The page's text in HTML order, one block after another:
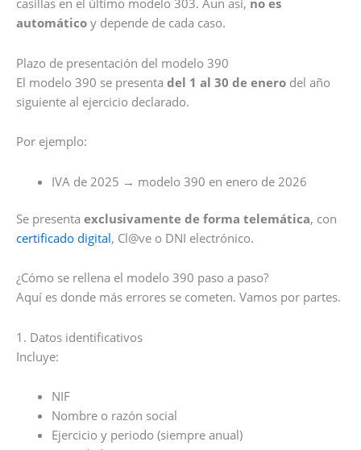
casillas en el último modelo 303. Aun así, no es
automático y depende de cada caso.
Plazo de presentación del modelo 390
El modelo 390 se presenta del 1 al 30 de enero del año
siguiente al ejercicio declarado.
Por ejemplo:
IVA de 2025 → modelo 390 en enero de 2026
Se presenta exclusivamente de forma telemática, con
certificado digital, Cl@ve o DNI electrónico.
¿Cómo se rellena el modelo 390 paso a paso?
Aquí es donde más errores se cometen. Vamos por partes.
1. Datos identificativos
Incluye:
NIF
Nombre o razón social
Ejercicio y periodo (siempre anual)